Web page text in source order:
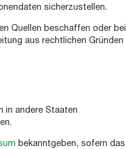
sicherzustellen.
Quellen beschaffen oder bei
aus rechtlichen Gründen
in andere Staaten
bekanntgeben, sofern das